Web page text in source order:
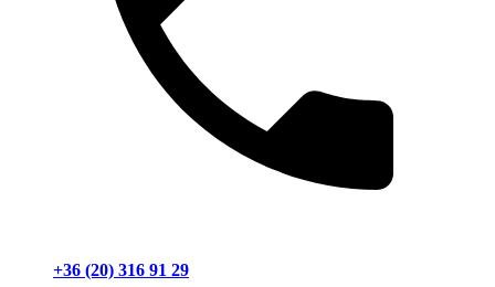
+36 (20) 316 91 29